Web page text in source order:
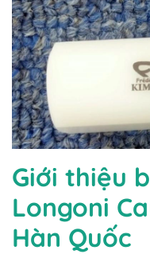
Giới thiệu
Longoni
Hàn Quốc